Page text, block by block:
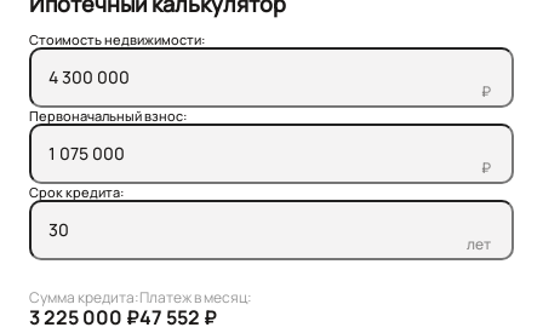
Стоимость недвижимости:
₽
Первоначальный взнос:
₽
Срок кредита:
лет
Сумма кредита:
3 225 000 ₽
Платеж в месяц:
47 552 ₽